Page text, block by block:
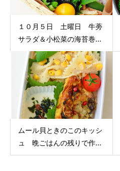
１０月５日 土曜日 牛蒡
サラダ＆小松菜の海苔巻...
ムール貝ときのこのキッシ
ュ 晩ごはんの残りで作...